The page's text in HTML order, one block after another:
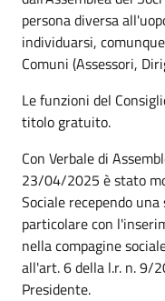
persona diversa
individuarsi,
Comuni (Assessori,
Le funzioni del
titolo gratuito.
Con Verbale di
23/04/2025 è stato
Sociale recependo
particolare con
nella compagine
all'art. 6 della l.r. n. 9/
Presidente.